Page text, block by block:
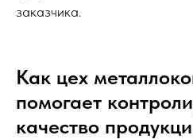
заказчика.
Как цех
помогает
качество